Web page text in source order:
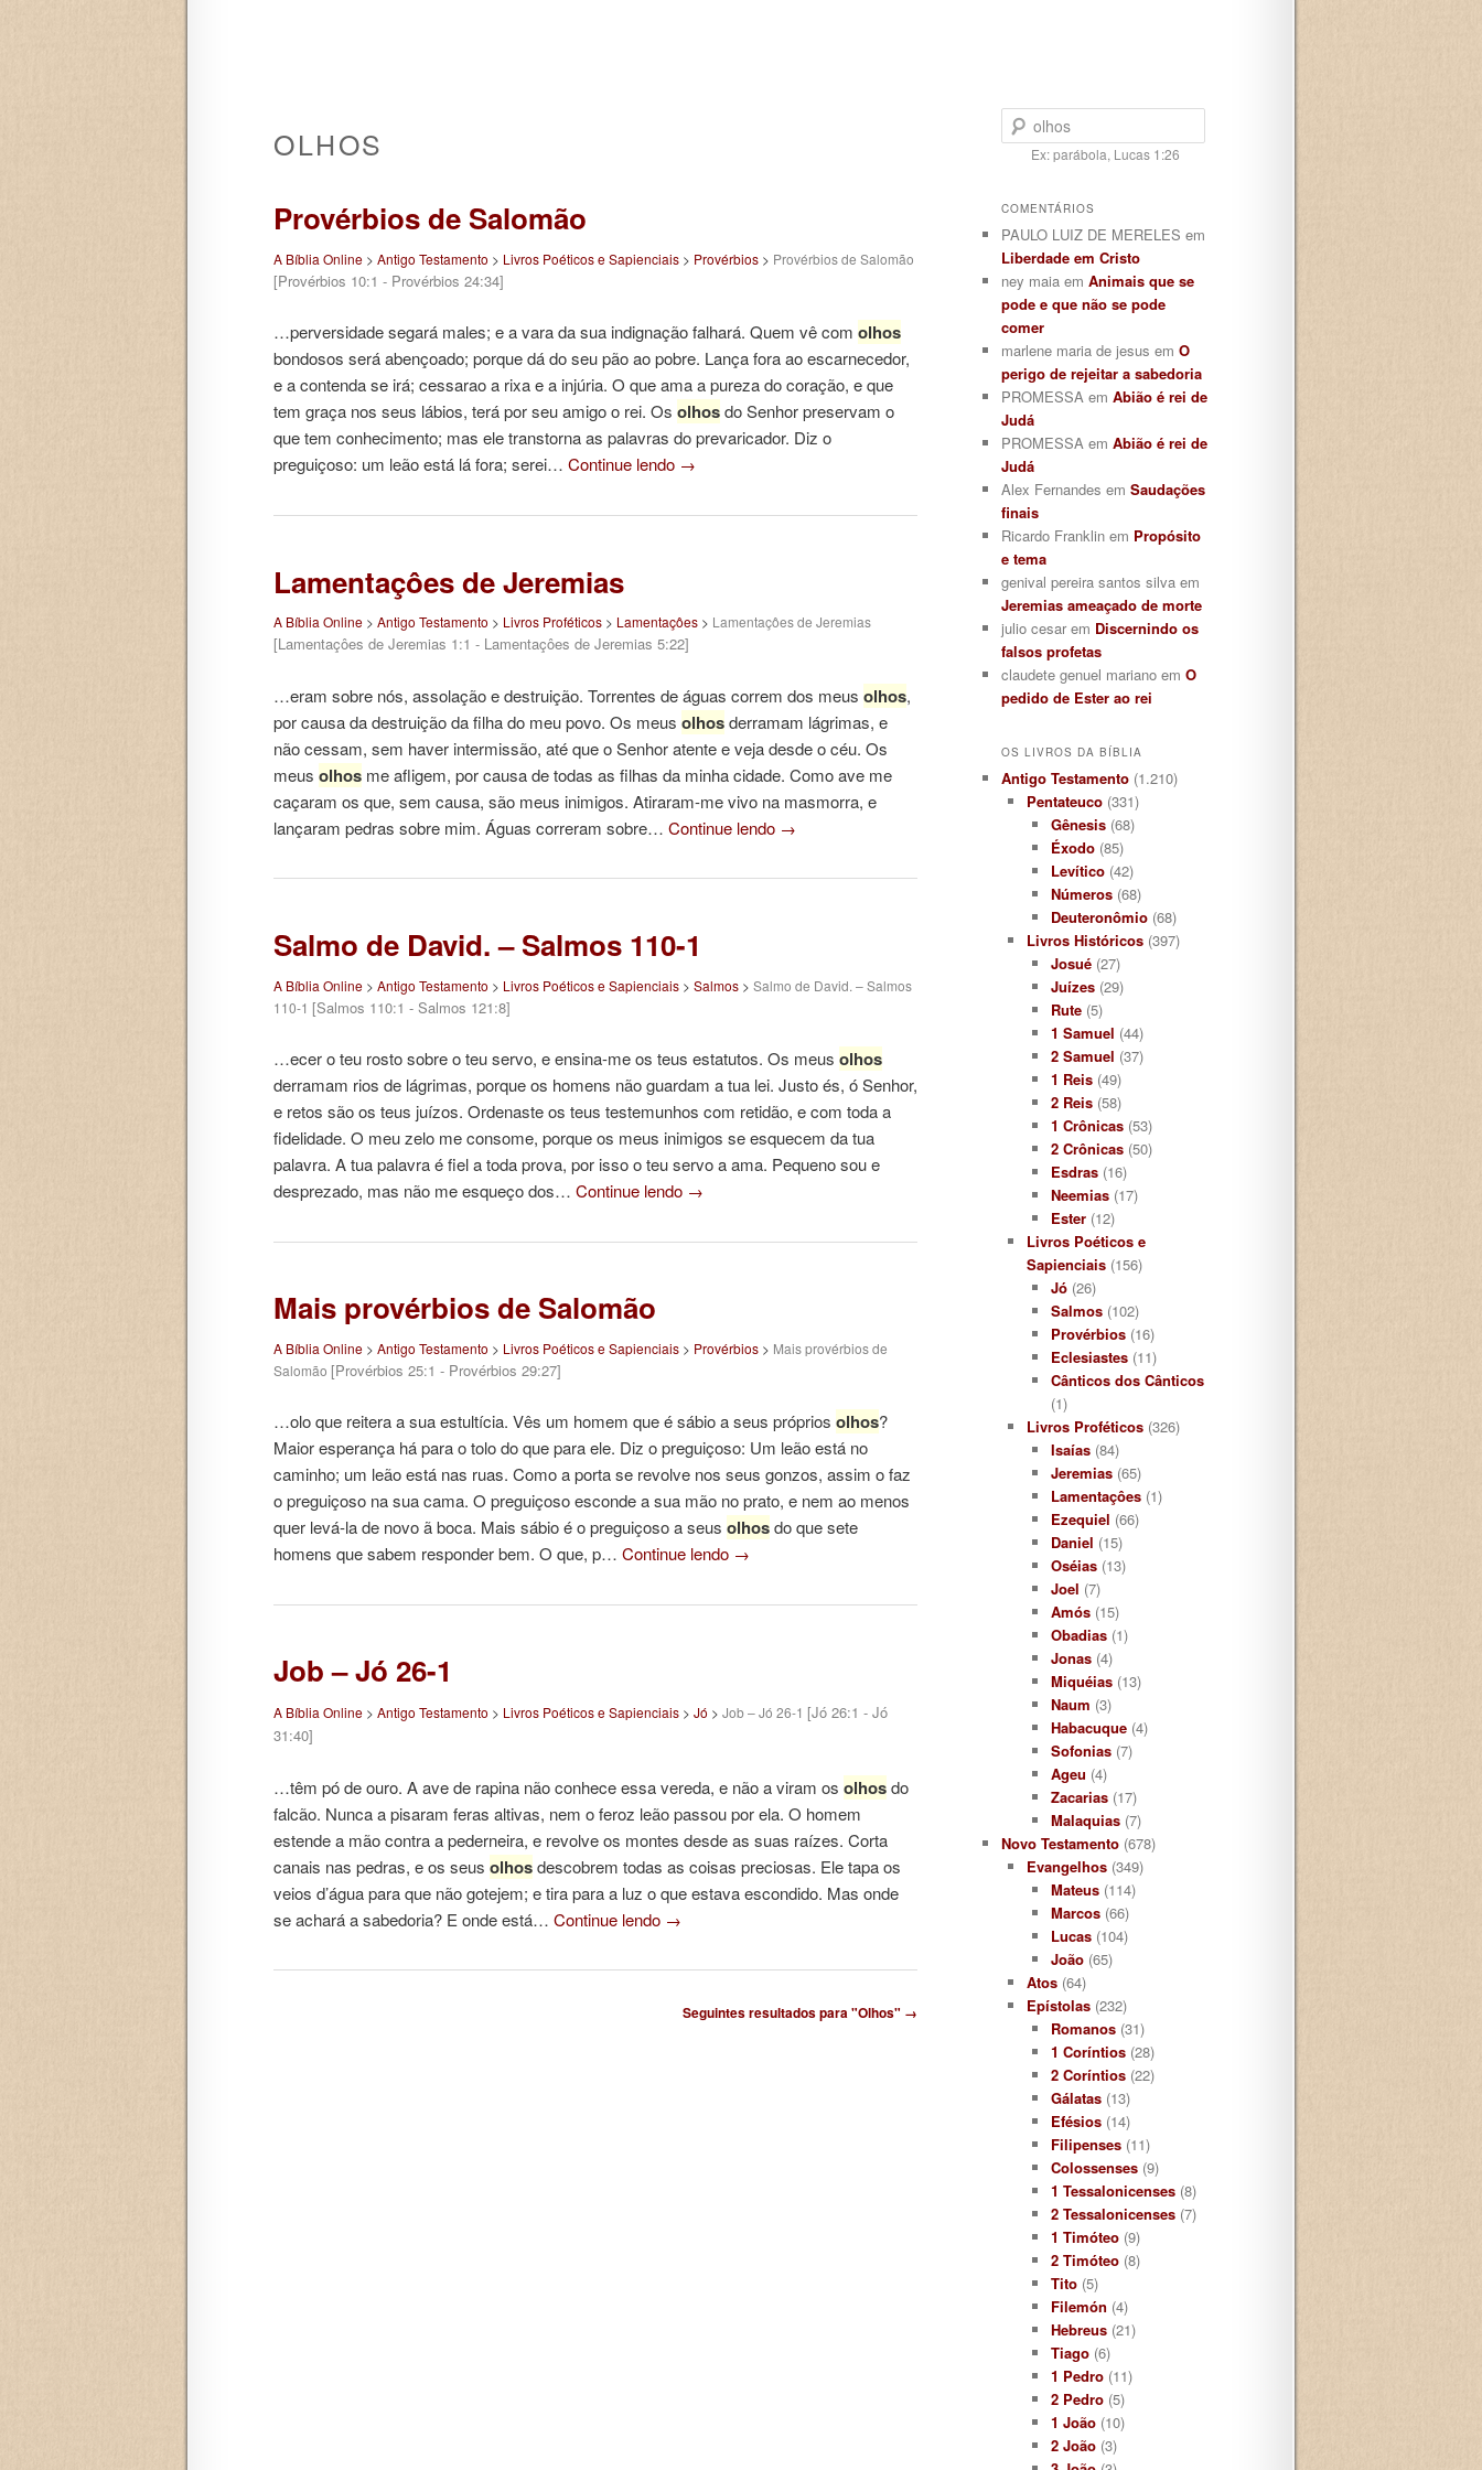
OLHOS
Provérbios de Salomão
A Bíblia Online > Antigo Testamento > Livros Poéticos e Sapienciais > Provérbios > Provérbios de Salomão
[Provérbios 10:1 - Provérbios 24:34]
…perversidade segará males; e a vara da sua indignação falhará. Quem vê com olhos
bondosos será abençoado; porque dá do seu pão ao pobre. Lança fora ao escarnecedor,
e a contenda se irá; cessarao a rixa e a injúria. O que ama a pureza do coração, e que
tem graça nos seus lábios, terá por seu amigo o rei. Os olhosdo Senhor preservam o
que tem conhecimento; mas ele transtorna as palavras do prevaricador. Diz o
preguiçoso: um leão está lá fora; serei… Continue lendo →
Lamentaçôes de Jeremias
A Bíblia Online > Antigo Testamento > Livros Proféticos > Lamentaçôes > Lamentaçôes de Jeremias
[Lamentaçôes de Jeremias 1:1 - Lamentaçôes de Jeremias 5:22]
…eram sobre nós, assolação e destruição. Torrentes de águas correm dos meus olhos,
por causa da destruição da filha do meu povo. Os meus olhosderramam lágrimas, e
não cessam, sem haver intermissão, até que o Senhor atente e veja desde o céu. Os
meus olhos me afligem, por causa de todas as filhas da minha cidade. Como ave me
caçaram os que, sem causa, são meus inimigos. Atiraram-me vivo na masmorra, e
lançaram pedras sobre mim. Águas correram sobre… Continue lendo →
Salmo de David. – Salmos 110-1
A Bíblia Online > Antigo Testamento > Livros Poéticos e Sapienciais > Salmos > Salmo de David. – Salmos
110-1 [Salmos 110:1 - Salmos 121:8]
…ecer o teu rosto sobre o teu servo, e ensina-me os teus estatutos. Os meus olhos
derramam rios de lágrimas, porque os homens não guardam a tua lei. Justo és, ó Senhor,
e retos são os teus juízos. Ordenaste os teus testemunhos com retidão, e com toda a
fidelidade. O meu zelo me consome, porque os meus inimigos se esquecem da tua
palavra. A tua palavra é fiel a toda prova, por isso o teu servo a ama. Pequeno sou e
desprezado, mas não me esqueço dos… Continue lendo →
Mais provérbios de Salomão
A Bíblia Online > Antigo Testamento > Livros Poéticos e Sapienciais > Provérbios > Mais provérbios de
Salomão [Provérbios 25:1 - Provérbios 29:27]
…olo que reitera a sua estultícia. Vês um homem que é sábio a seus próprios olhos?
Maior esperança há para o tolo do que para ele. Diz o preguiçoso: Um leão está no
caminho; um leão está nas ruas. Como a porta se revolve nos seus gonzos, assim o faz
o preguiçoso na sua cama. O preguiçoso esconde a sua mão no prato, e nem ao menos
quer levá-la de novo ã boca. Mais sábio é o preguiçoso a seus olhosdo que sete
homens que sabem responder bem. O que, p… Continue lendo →
Job – Jó 26-1
A Bíblia Online > Antigo Testamento > Livros Poéticos e Sapienciais > Jó > Job – Jó 26-1 [Jó 26:1 - Jó
31:40]
…têm pó de ouro. A ave de rapina não conhece essa vereda, e não a viram os olhosdo
falcão. Nunca a pisaram feras altivas, nem o feroz leão passou por ela. O homem
estende a mão contra a pederneira, e revolve os montes desde as suas raízes. Corta
canais nas pedras, e os seus olhosdescobrem todas as coisas preciosas. Ele tapa os
veios d’água para que não gotejem; e tira para a luz o que estava escondido. Mas onde
se achará a sabedoria? E onde está… Continue lendo →
Seguintes resultados para "Olhos" →
Pesquisar
Ex: parábola, Lucas 1:26
COMENTÁRIOS
PAULO LUIZ DE MERELES em
Liberdade em Cristo
ney maia em Animais que se
pode e que não se pode
comer
marlene maria de jesus em O
perigo de rejeitar a sabedoria
PROMESSA em Abião é rei de
Judá
PROMESSA em Abião é rei de
Judá
Alex Fernandes em Saudações
finais
Ricardo Franklin em Propósito
e tema
genival pereira santos silva em
Jeremias ameaçado de morte
julio cesar em Discernindo os
falsos profetas
claudete genuel mariano em O
pedido de Ester ao rei
OS LIVROS DA BÍBLIA
Antigo Testamento (1.210)
Pentateuco(331)
Gênesis (68)
Éxodo (85)
Levítico (42)
Números (68)
Deuteronômio (68)
Livros Históricos(397)
Josué (27)
Juízes (29)
Rute (5)
1 Samuel (44)
2 Samuel (37)
1 Reis (49)
2 Reis (58)
1 Crônicas (53)
2 Crônicas (50)
Esdras (16)
Neemias (17)
Ester (12)
Livros Poéticos e
Sapienciais(156)
Jó (26)
Salmos (102)
Provérbios (16)
Eclesiastes (11)
Cânticos dos Cânticos
(1)
Livros Proféticos(326)
Isaías (84)
Jeremias (65)
Lamentaçôes (1)
Ezequiel (66)
Daniel (15)
Oséias (13)
Joel (7)
Amós (15)
Obadias (1)
Jonas (4)
Miquéias (13)
Naum (3)
Habacuque (4)
Sofonias (7)
Ageu (4)
Zacarias (17)
Malaquias (7)
Novo Testamento (678)
Evangelhos(349)
Mateus (114)
Marcos (66)
Lucas (104)
João (65)
Atos(64)
Epístolas(232)
Romanos (31)
1 Coríntios (28)
2 Coríntios (22)
Gálatas (13)
Efésios (14)
Filipenses (11)
Colossenses (9)
1 Tessalonicenses (8)
2 Tessalonicenses (7)
1 Timóteo (9)
2 Timóteo (8)
Tito (5)
Filemón (4)
Hebreus (21)
Tiago (6)
1 Pedro (11)
2 Pedro (5)
1 João (10)
2 João (3)